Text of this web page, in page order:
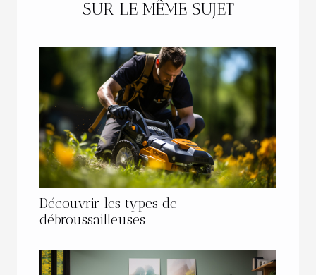
SUR LE MÊME SUJET
Découvrir les types de
débroussailleuses